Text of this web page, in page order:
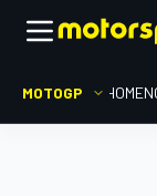
MOTOGP HOME